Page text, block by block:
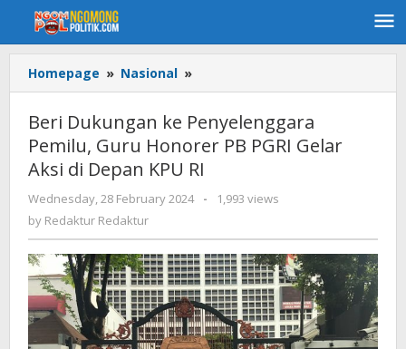
content
Homepage » Nasional »
Dukungan
Penyelenggara
Pemilu,
Guru
PB
Gelar
Aksi
di
Depan
KPU
RI
Beri Dukungan ke Penyelenggara
Pemilu, Guru Honorer PB PGRI Gelar
Aksi di Depan KPU RI
Wednesday, 28 February 2024
by
-
1,993 views
by Redaktur Redaktur